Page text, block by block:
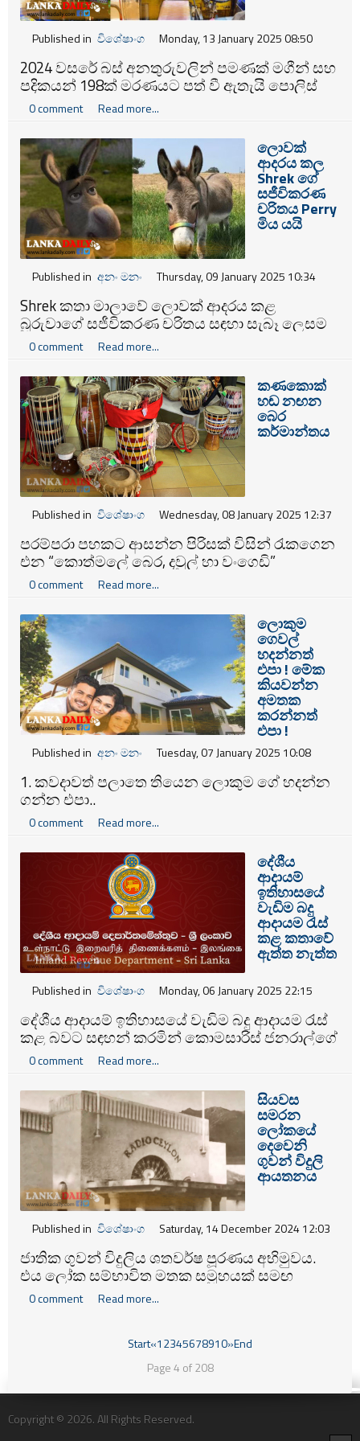
Published in විශේෂාංග Monday, 13 January 2025 08:50
2024 වසරේ බස් අනතුරුවලින් පමණක් මගීන් සහ
පදිකයන් 198ක් මරණයට පත් වී ඇතැයි පොලිස්
දෙපාර්තමේන්තු සංඛ්‍යා ලේඛනවලින් අනාවරණය
වී ඇති බව වාර්තා වී තිබිණි.
0 comment Read more...
ලොවක්
ආදරය කල
Shrek ගේ
සජීවිකරණ
චරිතය Perry
මිය යයි
Published in අනං මනං Thursday, 09 January 2025 10:34
Shrek කතා මාලාවේ ලොවක් ආදරය කළ
බූරුවාගේ සජීවිකරණ චරිතය සඳහා සැබෑ ලෙසම
යොදාගත් බූරුවා මියගොස් තිබෙනවා.
0 comment Read more...
කණකොක්
හඬ නඟන
බෙර
කර්මාන්තය
Published in විශේෂාංග Wednesday, 08 January 2025 12:37
පරම්පරා පහකට ආසන්න පිරිසක්‌ විසින්‌ රැකගෙන
එන “කොත්මලේ බෙර, දවුල්‌ හා වංගෙඩි”
කර්මාන්තය රැකගැනීමට සහාය ලබාදෙන ලෙස
ගම්පොළ වැළිගඟ ගම්මානයේ කර්මාන්තකරුවෝ
රජයෙන්‌ ඉල්ලා සිටිති.
0 comment Read more...
ලොකුම
ගෙවල්
හදන්නත්
එපා ! මේක
කියවන්න
අමතක
කරන්නත්
එපා !
Published in අනං මනං Tuesday, 07 January 2025 10:08
1. කවදාවත් පලාතෙ තියෙන ලොකුම ගේ හදන්න
ගන්න එපා..
0 comment Read more...
දේශීය
ආදායම්
ඉතිහාසයේ
වැඩිම බදු
ආදායම රැස්
කළ කතාවේ
ඇත්ත නැත්ත
Published in විශේෂාංග Monday, 06 January 2025 22:15
දේශීය ආදායම් ඉතිහාසයේ වැඩිම බදු ආදායම රැස්
කළ බවට සඳහන් කරමින් කොමසාරිස් ජනරාල්ගේ
ලිපියක් පසු ගිය දිනවල මාධ්‍ය තුළ පළවුණී.
0 comment Read more...
සියවස
සමරන
ලෝකයේ
දෙවෙනි
ගුවන් විදුලි
ආයතනය
Published in විශේෂාංග Saturday, 14 December 2024 12:03
ජාතික ගුවන් විදුලිය ශතවර්ෂ පූරණය අභිමුවය.
එය ලෝක සම්භාවිත මතක සමූහයක් සමඟ
ගොඩනැඟෙන අසිරිමත් කතාවකි.
0 comment Read more...
Start«12345678910»End
Page 4 of 208
Copyright © 2026. All Rights Reserved.